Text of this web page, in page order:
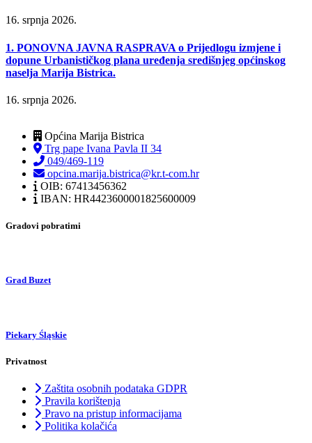
16. srpnja 2026.
1. PONOVNA JAVNA RASPRAVA o Prijedlogu izmjene i
dopune Urbanističkog plana uređenja središnjeg općinskog
naselja Marija Bistrica.
16. srpnja 2026.
Općina Marija Bistrica
Trg pape Ivana Pavla II 34
049/469-119
opcina.marija.bistrica@kr.t-com.hr
OIB: 67413456362
IBAN: HR4423600001825600009
Gradovi pobratimi
Grad Buzet
Piekary Śląskie
Privatnost
Zaštita osobnih podataka GDPR
Pravila korištenja
Pravo na pristup informacijama
Politika kolačića